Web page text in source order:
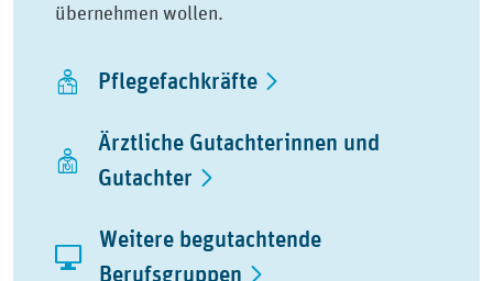
übernehmen wollen.
Pflegefachkräfte
Ärztliche Gutachterinnen und
Gutachter
Weitere begutachtende
Berufsgruppen